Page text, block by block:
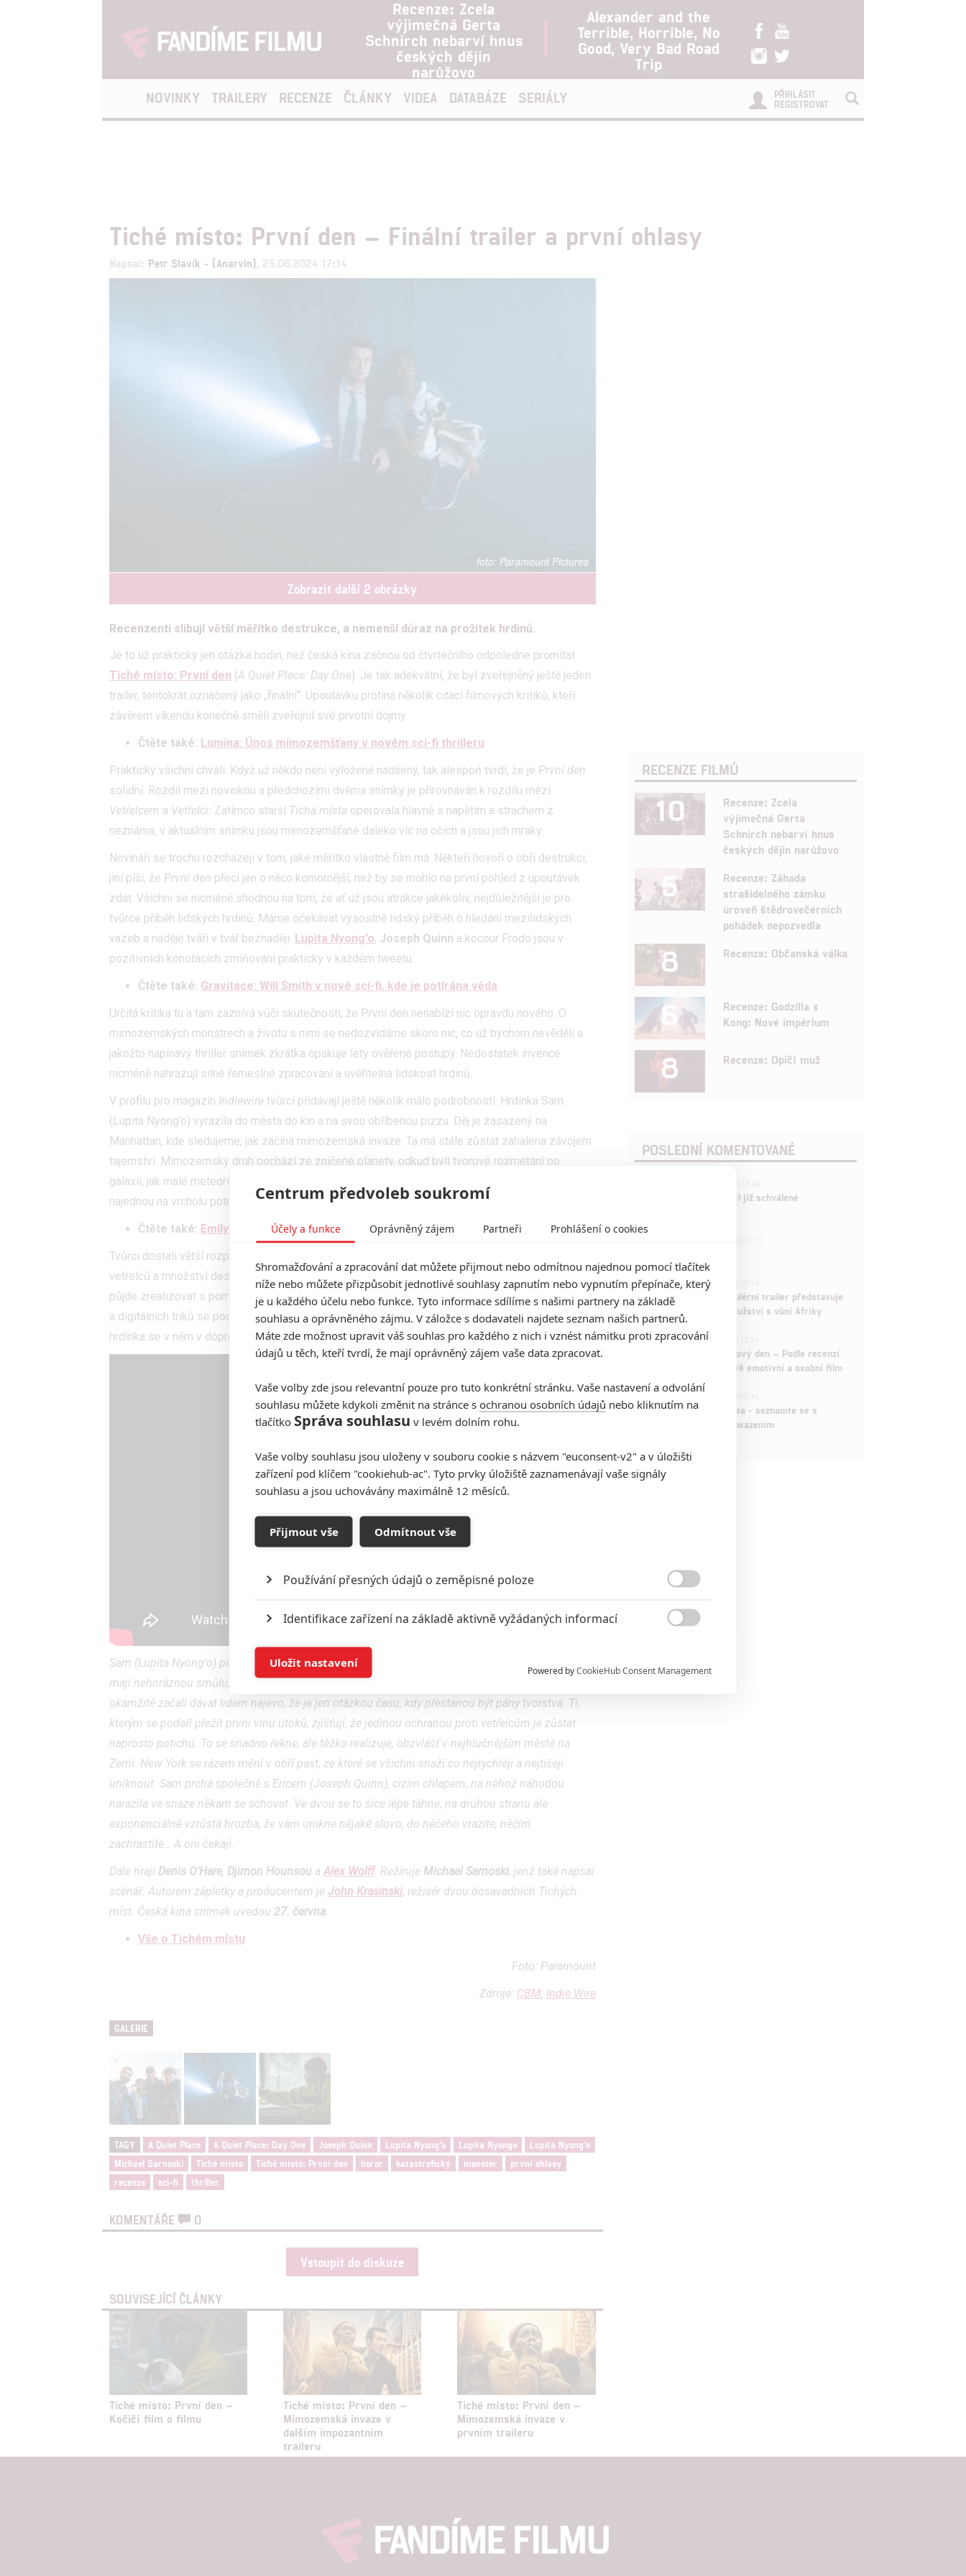
Recenze: Zcela
výjimečná Gerta
Schnirch nebarví hnus
českých dějin
narůžovo
Alexander and the
Terrible, Horrible, No
Good, Very Bad Road
Trip
NOVINKY TRAILERY RECENZE ČLÁNKY VIDEA DATABÁZE SERIÁLY
PŘIHLÁSIT
REGISTROVAT
Tiché místo: První den – Finální trailer a první ohlasy
Napsal: Petr Slavík - (Anarvin) , 25.06.2024 17:14
Paramount Pictures
Zobrazit další 2 obrázky
Recenzenti slibují větší měřítko destrukce, a nemenší důraz na prožitek hrdinů.
Je to už prakticky jen otázka hodin, než česká kina začnou od čtvrtečního odpoledne promítat
Tiché místo: První den (A Quiet Place: Day One). Je tak adekvátní, že byl zveřejněný ještě jeden
trailer, tentokrát označený jako „finální“. Upoutávku protíná několik citací filmových kritiků, kteří
závěrem víkendu konečně směli zveřejnil své prvotní dojmy.
Čtěte také: Lumina: Únos mimozemšťany v novém sci-fi thrilleru
Prakticky všichni chválí. Když už někdo není vyloženě nadšený, tak alespoň tvrdí, že je První den
solidní. Rozdíl mezi novinkou a předchozími dvěma snímky je přirovnáván k rozdílu mezi
Vetřelcem a Vetřelci: Zatímco starší Tichá místa operovala hlavně s napětím a strachem z
neznáma, v aktuálním snímku jsou mimozemšťané daleko víc na očích a jsou jich mraky.
Novináři se trochu rozcházejí v tom, jaké měřítko vlastně film má. Někteří hovoří o obří destrukci,
jiní píší, že První den přeci jen o něco komornější, než by se mohlo na první pohled z upoutávek
zdát. Všichni se nicméně shodnou na tom, že ať už jsou atrakce jakékoliv, nejdůležitější je pro
tvůrce příběh lidských hrdinů. Máme očekávat výsostně lidský příběh o hledání mezilidských
vazeb a naděje tváří v tvář beznaději. Lupita Nyong'o, Joseph Quinn a kocour Frodo jsou v
pozitivních konotacích zmiňováni prakticky v každém tweetu.
Čtěte také: Gravitace: Will Smith v nové sci-fi, kde je potírána věda
Určitá kritika tu a tam zaznívá vůči skutečnosti, že První den nenabízí nic opravdu nového. O
mimozemských monstrech a životu s nimi se nedozvídáme skoro nic, co už bychom nevěděli a
jakožto napínavý thriller snímek zkrátka opakuje lety ověřené postupy. Nedostatek invence
nicméně nahrazují silné řemeslné zpracování a uvěřitelná lidskost hrdinů.
V profilu pro magazín Indiewire tvůrci přidávají ještě několik málo podrobností: Hrdinka Sam
(Lupita Nyong’o) vyrazila do města do kin a na svou oblíbenou pizzu. Děj je zasazený na
Manhattan, kde sledujeme, jak začíná mimozemská invaze. Ta má stále zůstat zahalena závojem
tajemství. Mimozemský druh pochází ze zničené planety, odkud byli tvorové rozmetáni po
galaxii, jak malé meteority. Přesně tak se vřítí do naší atmosféry a v novém ekosystému jsou
najednou na vrcholu potravního řetězce. Víc o nich vědět nepotřebujeme.
Čtěte také: Emily Blunt v hlavní roli Spielbergova UFO filmu
Tvůrci dostali větší rozpočet, než jaký měly předchozí snímky, a tak sledujeme celé smečky
vetřelců a množství destrukce. Režisér
Michael Sarnoski
nicméně trval na tom, že pokud něco
půjde zrealizovat s pomocí praktických efektů, tak se to tak udělá. Citlivou kombinací praktických
a digitálních triků se podařilo vytvořit zničený New York, který by měl působit jako živý. A naše
hrdinka se v něm v doprovodu tajuplného Erica Eric (Joseph Quinn) snaží dostat do bezpečí.
Sam (Lupita Nyong'o) původně vyrazila do New Yorku na jednodenní výlet. Protože někteří lidé
mají nehoráznou smůlu, vybrala si den, kdy přiletěli. Obřímu hmyzu podobní mimozemšťané
okamžitě začali dávat lidem najevo, že je jen otázkou času, kdy přestanou být pány tvorstva. Ti,
kterým se podaří přežít první vlnu útoků, zjišťují, že jedinou ochranou proti vetřelcům je zůstat
naprosto potichu. To se snadno řekne, ale těžko realizuje, obzvlášť v nejhlučnějším městě na
Zemi. New York se rázem mění v obří past, ze které se všichni snaží co nejrychleji a nejtišeji
uniknout. Sam prchá společně s Ericem (Joseph Quinn), cizím chlapem, na něhož náhodou
narazila ve snaze někam se schovat. Ve dvou se to sice lépe táhne, na druhou stranu ale
exponenciálně vzrůstá hrozba, že vám unikne nějaké slovo, do něčeho vrazíte, něčím
zachrastíte… A oni čekají.
Dále hrají Denis O'Hare, Djimon Hounsou a Alex Wolff. Režíruje Michael Sarnoski, jenž také napsal
scénář. Autorem zápletky a producentem je John Krasinski, režisér dvou dosavadních Tichých
míst. Česká kina snímek uvedou 27. června
Vše o Tichém místu
Foto: Paramount
Zdroje: CBM, Indie Wire
GALERIE
TAGY A Quiet Place A Quiet Place: Day One Joseph Quinn Lupita Nyong'o Lupita Nyongo
Lupita Nyong’o
Michael Sarnoski
Tiché místo Tiché místo: První den horor katastrofický monster
první ohlasy
recenze
sci-fi thriller
KOMENTÁŘE 0
Vstoupit do diskuze
SOUVISEJÍCÍ ČLÁNKY
Tiché místo: První den –
Kočičí film o filmu
Tiché místo: První den –
Mimozemská invaze v
dalším impozantním
traileru
Tiché místo: První den –
Mimozemská invaze v
prvním traileru
RECENZE FILMŮ
10
Recenze: Zcela
výjimečná Gerta
Schnirch nebarví hnus
českých dějin narůžovo
5
Recenze: Záhada
strašidelného zámku
úroveň štědrovečerních
pohádek nepozvedla
8 Recenze: Občanská válka
6
Recenze: Godzilla x
Kong: Nové impérium
8 Recenze: Opičí muž
POSLEDNÍ KOMENTOVANÉ
Marvel nečekaně zrušil již schválené
1ČLÁNEK | 30.07.2026 20:14
Děti krve a kostí: Regulérní trailer představuje
akční fantasy dobrodružství s vůní Afriky
1ČLÁNEK | 30.07.2026 12:31
Spider-Man: Zbrusu nový den – Podle recenzí
máme čekat překvapivě emotivní a osobní film
1
Velké preview: Odyssea - seznamte se s
maximálně nabitým obsazením
Centrum předvoleb soukromí
Účely a funkce Oprávněný zájem Partneři Prohlášení o cookies
Shromažďování a zpracování dat můžete přijmout nebo odmítnou najednou pomocí tlačítek
níže nebo můžete přizpůsobit jednotlivé souhlasy zapnutím nebo vypnutím přepínače, který
je u každého účelu nebo funkce. Tyto informace sdílíme s našimi partnery na základě
souhlasu a oprávněného zájmu. V záložce s dodavateli najdete seznam našich partnerů.
Máte zde možnost upravit váš souhlas pro každého z nich i vznést námitku proti zpracování
údajů u těch, kteří tvrdí, že mají oprávněný zájem vaše data zpracovat.
Vaše volby zde jsou relevantní pouze pro tuto konkrétní stránku. Vaše nastavení a odvolání
souhlasu můžete kdykoli změnit na stránce s ochranou osobních údajů nebo kliknutím na
tlačítko Správa souhlasu v levém dolním rohu.
Vaše volby souhlasu jsou uloženy v souboru cookie s názvem "euconsent-v2" a v úložišti
zařízení pod klíčem "cookiehub-ac". Tyto prvky úložiště zaznamenávají vaše signály
souhlasu a jsou uchovávány maximálně 12 měsíců.
Přijmout vše Odmítnout vše
Používání přesných údajů o zeměpisné poloze
Identifikace zařízení na základě aktivně vyžádaných informací
Ukládání a/nebo přístup k informacím v zařízení

Reklama založená na omezených údajích a měření reklamy
Personalizovaný obsah, měření obsahu, průzkum publika a vývoj
služeb
Udělením souhlasu s účely a funkcemi zde uvedenými dáváte nám i našim partnerům
možnost: Zajištění bezpečnosti, předcházení a zjišťování podvodů a odstraňování chyb,
Poskytování a zobrazování reklamy a obsahu
Powered byCookieHub Consent Management
Uložit nastavení